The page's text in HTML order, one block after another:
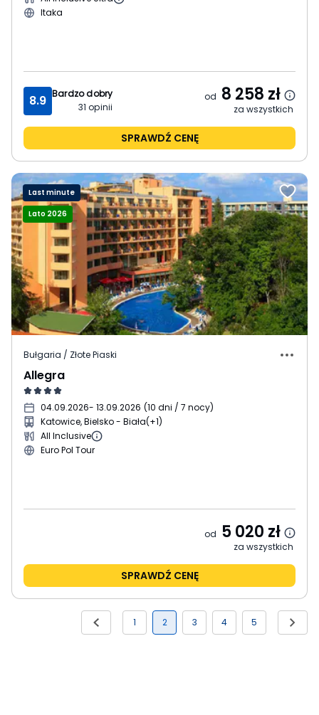
Itaka
8.9 Bardzo dobry
31 opinii
od 8 258 zł
za wszystkich
SPRAWDŹ CENĘ
Last minute
Lato 2026
Bułgaria / Złote Piaski
Allegra
04.09.2026- 13.09.2026 (10 dni / 7 nocy)
Katowice, Bielsko - Biała(+1)
All Inclusive
Euro Pol Tour
od 5 020 zł
za wszystkich
SPRAWDŹ CENĘ
1 2 3 4 5